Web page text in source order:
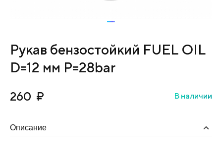
Рукав бензостойкий FUEL OIL
D=12 мм P=28bar
260 ₽ В наличии
Описание